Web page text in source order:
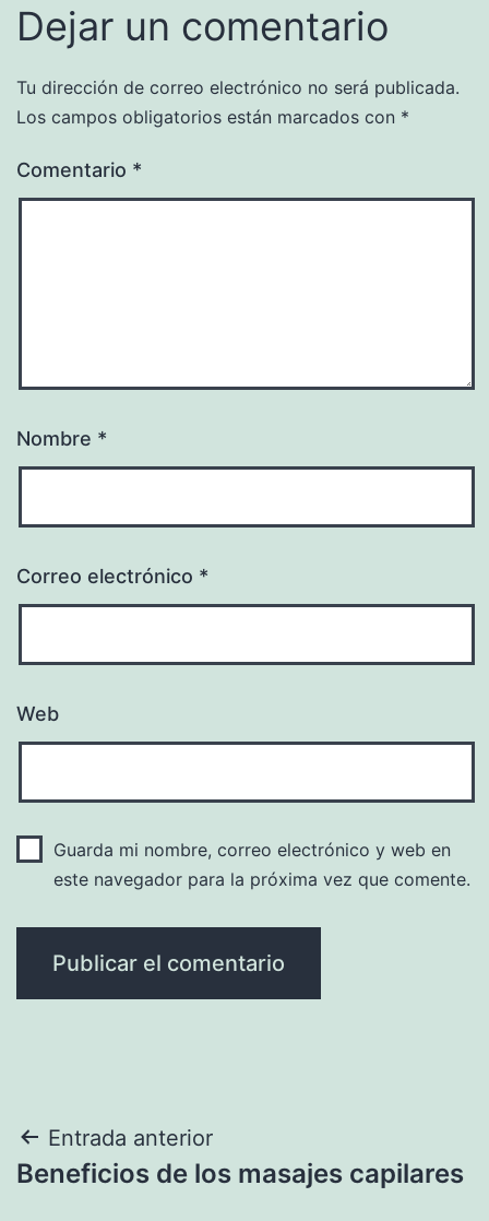
Dejar un comentario
Tu dirección de correo electrónico no será publicada.
Los campos obligatorios están marcados con *
Comentario *
Nombre *
Correo electrónico *
Web
Guarda mi nombre, correo electrónico y web en
este navegador para la próxima vez que comente.
Navegación
de
Entrada anterior
Beneficios de los masajes capilares